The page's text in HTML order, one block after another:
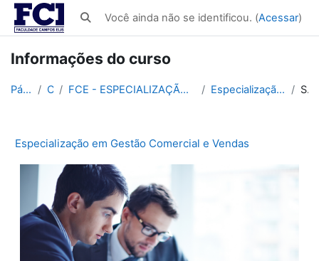
Ir para o conteúdo principal
Alternar entrada de pesquisa
Você ainda não se identificou. (Acessar)
Informações do curso
Página inicial Cursos FCE - ESPECIALIZAÇÃO EM ADMINISTRAÇÃO, FINANÇAS E NEGÓCIOS 560h Especialização em Gestão Comercial e Vendas Sumário
Especialização em Gestão Comercial e Vendas